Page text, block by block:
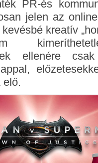
PR-és
jelen az
kreatív
ellenére
elő.